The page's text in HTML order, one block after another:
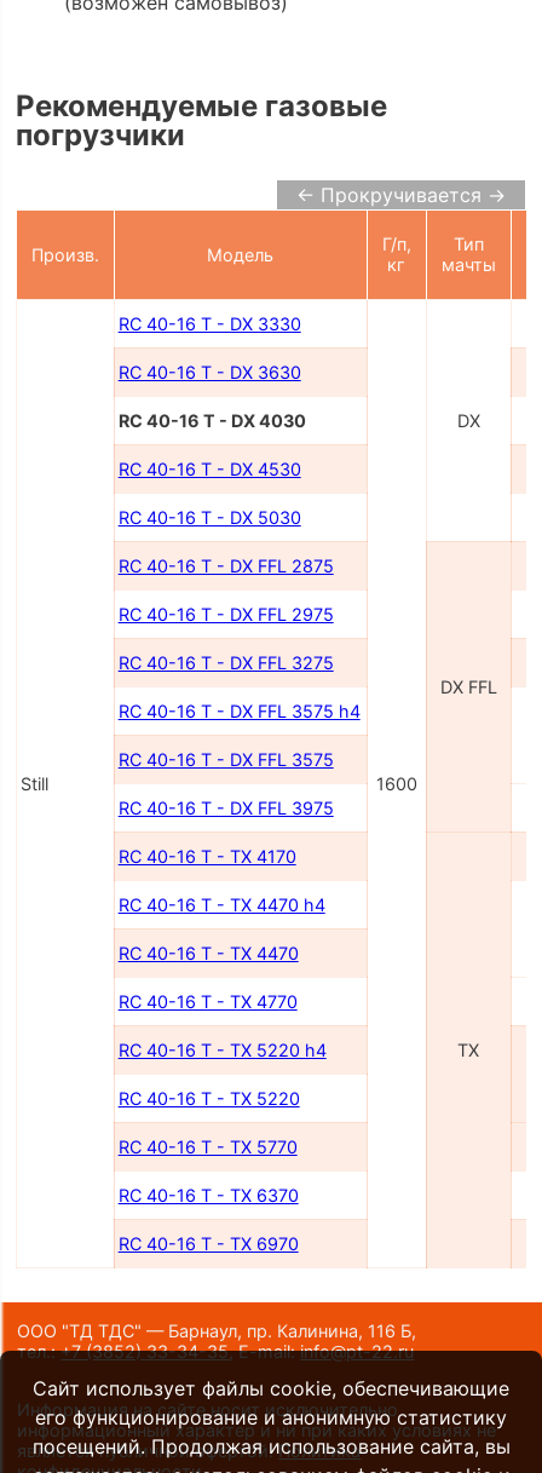
Рекомендуемые газовые
погрузчики
← Прокручивается →
Произв. Модель
Г/п,
кг
Тип
мачты
Still
RC 40-16 T - DX 3330
1600
DX
RC 40-16 T - DX 3630
RC 40-16 T - DX 4030
RC 40-16 T - DX 4530
RC 40-16 T - DX 5030
RC 40-16 T - DX FFL 2875
DX FFL
RC 40-16 T - DX FFL 2975
RC 40-16 T - DX FFL 3275
RC 40-16 T - DX FFL 3575 h4
RC 40-16 T - DX FFL 3575
RC 40-16 T - DX FFL 3975
RC 40-16 T - TX 4170
TX
RC 40-16 T - TX 4470 h4
RC 40-16 T - TX 4470
RC 40-16 T - TX 4770
RC 40-16 T - TX 5220 h4
RC 40-16 T - TX 5220
RC 40-16 T - TX 5770
RC 40-16 T - TX 6370
RC 40-16 T - TX 6970
ООО "ТД ТДС" — Барнаул, пр. Калинина, 116 Б,
тел.:+7 (3852) 33-34-35,E-mail:info@pt-22.ru
Информация на сайте носит исключительно
информационный характер и ни при каких условиях не
является публичной офертой.Политика
Сайт использует файлы cookie, обеспечивающие
его функционирование и анонимную статистику
посещений. Продолжая использование сайта, вы